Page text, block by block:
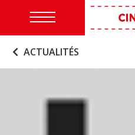
ACTUALITÉS